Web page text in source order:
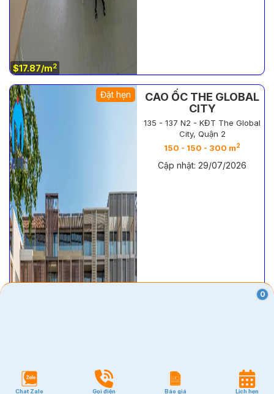
$17.87/m2
Đặt hẹn
CAO ỐC THE GLOBAL
CITY
135 - 137 N2 - KĐT The Global
City, Quận 2
150 - 150 - 300 m2
Cập nhật: 29/07/2026
Chat Zalo Gọi điện Báo giá Lịch hẹn
0